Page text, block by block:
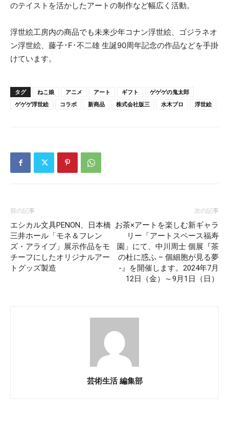
のテイストを活かしたアートの制作など幅広く活動。
浮世絵工房内の商品でも未来少年コナン浮世絵、ゴジラネオ
ン浮世絵、藤子･F･不二雄 生誕90周年記念の作品などを手掛
けています。
タグ ねこ娘 アニメ アート ギフト
ゲゲゲの鬼太郎
ゲゲゲ浮世絵
コラボ 新商品 株式会社版三 水木プロ 浮世絵
前の記事
エシカル文具PENON、日本橋
三井ホール「モネ＆フレン
ズ・アライブ」展示作品をモ
チーフにしたオリジナルアー
トグッズ製造
次の記事
お茶×アートを楽しむ新ギャラ
リー「アートスペース福寿
園」にて、中川周士 個展『茶
の杜に惑ふ – 個細胞が見る夢
-』を開催します。2024年7月
12日（金）～9月1日（日）
芸術生活 編集部